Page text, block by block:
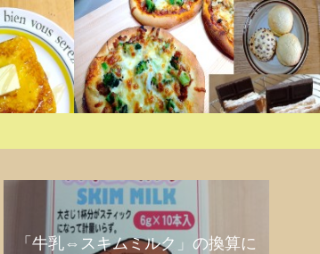
「牛乳⇔スキムミルク」の換算に